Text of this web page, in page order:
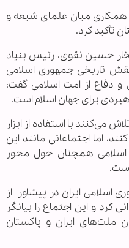
همکاری میان علمای شیعه و
تأکید کرد.
حسین نقوی، رئیس بنیاد
تاریخی جمهوری اسلامی
و دفاع از امت اسلامی گفت:
برای جهان اسلام است.
می‌کنند با استفاده از ابزار
اما اجتماعاتی مانند این
همچنان حول محور
ایران در پیشاور از
و این اجتماع را بیانگر
ایران و پاکستان